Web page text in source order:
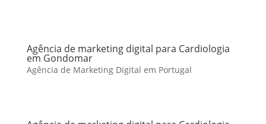
Agência de marketing digital para Cardiologia
em Gondomar
Agência de Marketing Digital em Portugal